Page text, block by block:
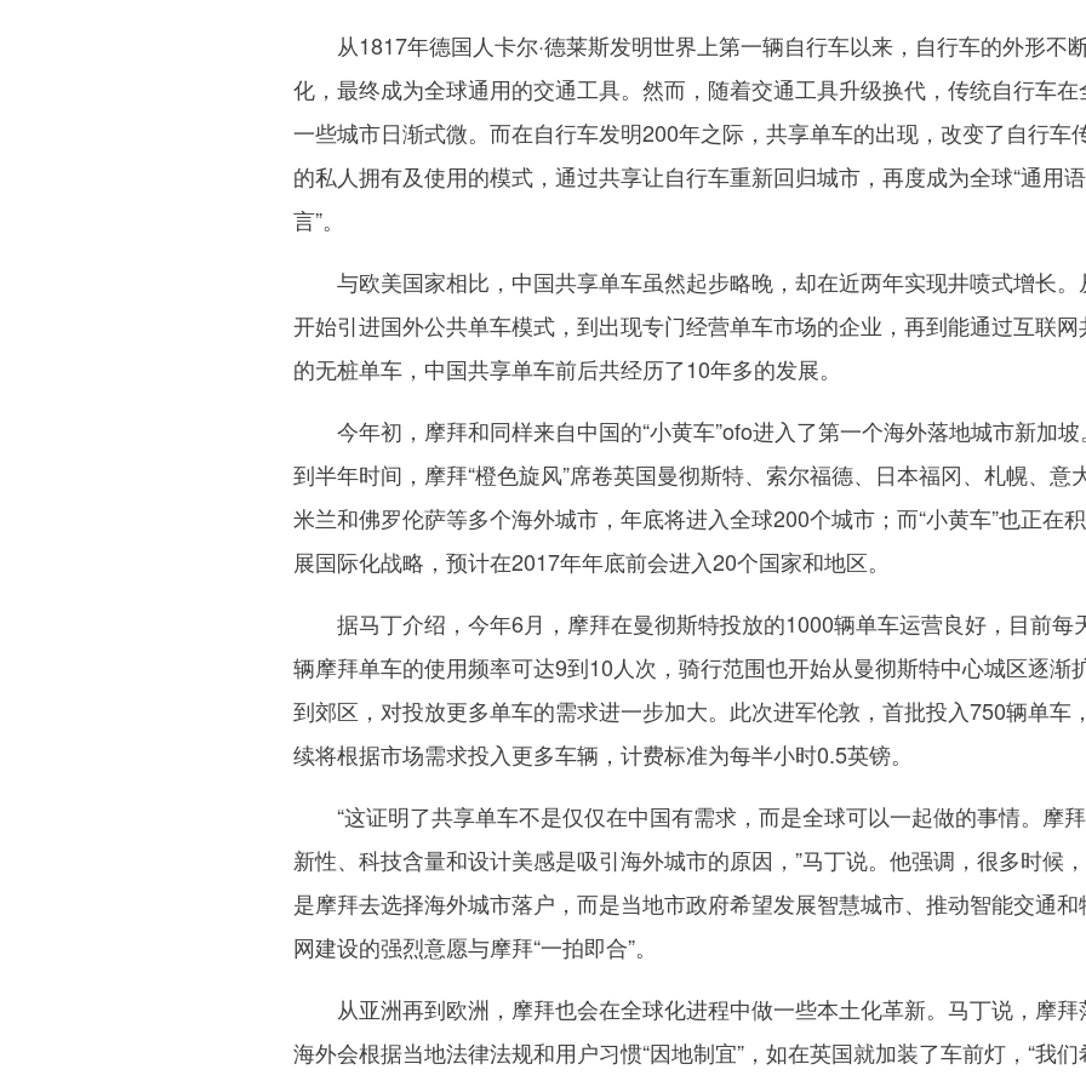
从1817年德国人卡尔·德莱斯发明世界上第一辆自行车以来，自行车的外形不
化，最终成为全球通用的交通工具。然而，随着交通工具升级换代，传统自行车在
一些城市日渐式微。而在自行车发明200年之际，共享单车的出现，改变了自行车
的私人拥有及使用的模式，通过共享让自行车重新回归城市，再度成为全球“通用语
言”。
与欧美国家相比，中国共享单车虽然起步略晚，却在近两年实现井喷式增长。
开始引进国外公共单车模式，到出现专门经营单车市场的企业，再到能通过互联网
的无桩单车，中国共享单车前后共经历了10年多的发展。
今年初，摩拜和同样来自中国的“小黄车”ofo进入了第一个海外落地城市新加坡
到半年时间，摩拜“橙色旋风”席卷英国曼彻斯特、索尔福德、日本福冈、札幌、意
米兰和佛罗伦萨等多个海外城市，年底将进入全球200个城市；而“小黄车”也正在
展国际化战略，预计在2017年年底前会进入20个国家和地区。
据马丁介绍，今年6月，摩拜在曼彻斯特投放的1000辆单车运营良好，目前每
辆摩拜单车的使用频率可达9到10人次，骑行范围也开始从曼彻斯特中心城区逐渐
到郊区，对投放更多单车的需求进一步加大。此次进军伦敦，首批投入750辆单车
续将根据市场需求投入更多车辆，计费标准为每半小时0.5英镑。
“这证明了共享单车不是仅仅在中国有需求，而是全球可以一起做的事情。摩
新性、科技含量和设计美感是吸引海外城市的原因，”马丁说。他强调，很多时候
是摩拜去选择海外城市落户，而是当地市政府希望发展智慧城市、推动智能交通和
网建设的强烈意愿与摩拜“一拍即合”。
从亚洲再到欧洲，摩拜也会在全球化进程中做一些本土化革新。马丁说，摩拜
海外会根据当地法律法规和用户习惯“因地制宜”，如在英国就加装了车前灯，“我们